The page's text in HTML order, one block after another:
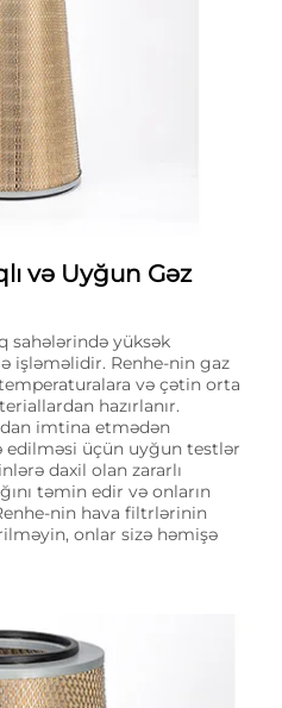
və Uyğun Gəz
sahələrində yüksək
işləməlidir. Renhe-nin gaz
və çətin orta
hazırlanır.
imtina etmədən
üçün uyğun testlər
daxil olan zararlı
təmin edir və onların
nin hava filtrlərinin
onlar sizə həmişə